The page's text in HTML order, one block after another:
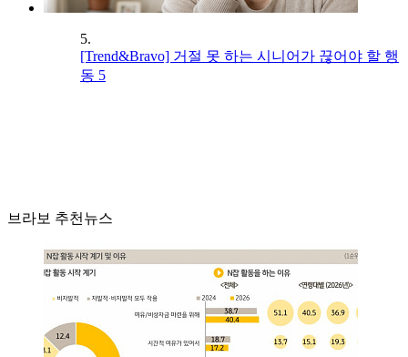
5.
[Trend&Bravo] 거절 못 하는 시니어가 끊어야 할 행
동 5
브라보 추천뉴스